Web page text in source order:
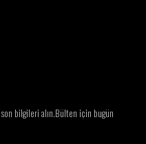
bilgileri alın.Bülten için bugün